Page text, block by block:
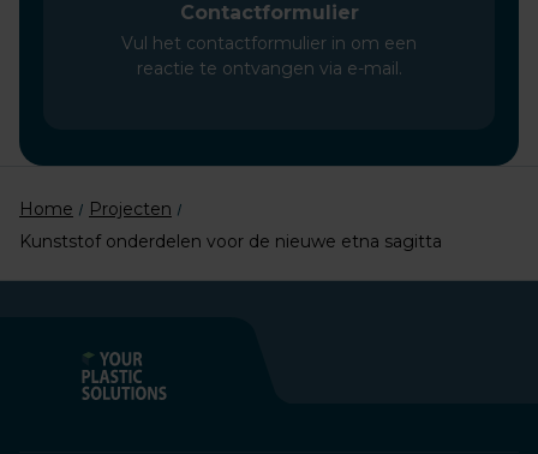
Contactformulier
Vul het contactformulier in om een
reactie te ontvangen via e-mail.
Home
Projecten
Kunststof onderdelen voor de nieuwe etna sagitta